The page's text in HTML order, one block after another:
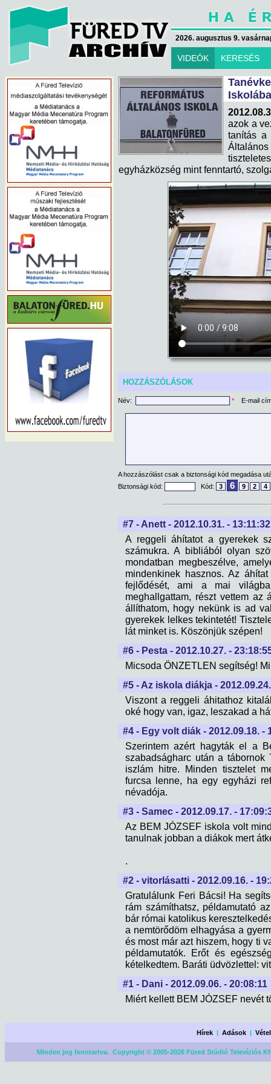
2026. augusztus 9.
VIDEÓK KERESÉS
azok a
tanítás a
egyházközség mint fenntartó,
HOZZÁSZÓLÁSOK
Név: * E-mail
A hozzászólást csak a biztonsági kód megadása
Biztonsági kód:
Kód: 3 6 9 2 4
#7 - Anett - 2012.10.31. - 13:11:32
A reggeli áhítatot a gyerekek
számukra. A bibliából olyan
mondatban megbeszélve,
mindenkinek hasznos. Az
fejlődését, ami a mai
meghallgattam, részt vettem az
állíthatom, hogy nekünk is ad
gyerekek lelkes tekintetét!
lát minket is. Köszönjük szépen!
#6 - Pesta - 2012.10.27. -
Micsoda ÖNZETLEN segítség!
#5 - Az iskola diákja -
Viszont a reggeli áhitathoz
oké hogy van, igaz, leszakad a
#4 - Egy volt diák - 2012.09.18. -
Szerintem azért hagyták el a
szabadságharc után a tábornok
iszlám hitre. Minden tisztelet
furcsa lenne, ha egy egyházi
névadója.
#3 - Samec - 2012.09.17. -
Az BEM JÓZSEF iskola volt
tanulnak jobban a diákok mert
.
#2 - vitorlásatti - 2012.09.16. -
Gratulálunk Feri Bácsi! Ha
rám számíthatsz, példamutató
bár római katolikus
a nemtörődöm elhagyása a
és most már azt hiszem, hogy ti
példamutatók. Erőt és
kételkedtem. Baráti üdvözlettel:
#1 - Dani - 2012.09.06. - 20:08:11
Miért kellett BEM JÓZSEF nevét
Hírek |Adások |
Minden jog fenntartva. Copyright © 2005-2026 Füred Stúdió Televíziós